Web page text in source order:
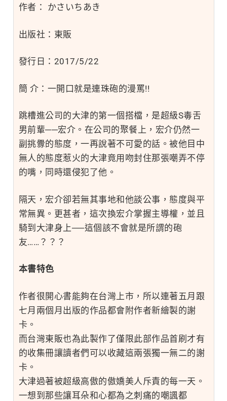
作者： かさいちあき
出版社：東販
發行日：2017/5/22
簡 介：一開口就是連珠砲的漫罵!!
跳槽進公司的大津的第一個搭檔，是超級S毒舌
男前輩──宏介。在公司的聚餐上，宏介仍然一
副挑釁的態度，一再說著不可愛的話。被他目中
無人的態度惹火的大津竟用吻封住那張嘲弄不停
的嘴，同時還侵犯了他。
隔天，宏介卻若無其事地和他談公事，態度與平
常無異。更甚者，這次換宏介掌握主導權，並且
騎到大津身上──這個該不會就是所謂的砲
友……？？？
本書特色
作者很開心書能夠在台灣上市，所以連著五月跟
七月兩個月出版的作品都會附作者新繪製的謝
卡。
而台灣東販也為此製作了僅限此部作品首刷才有
的收集冊讓讀者們可以收藏這兩張獨一無二的謝
卡。
大津過著被超級高傲的傲嬌美人斥責的每一天。
一想到那些讓耳朵和心都為之刺痛的嘲諷都